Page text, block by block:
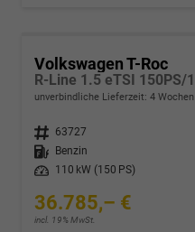
Volkswagen T-Roc
unverbindliche Lieferzeit: 4 Wochen
Fahrzeugnr. 63727
Kraftstoff
Benzin
Leistung
110 kW (150 PS)
36.785,– €
incl. 19% MwSt.